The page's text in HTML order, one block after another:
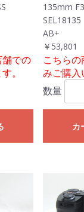
での
。
135mm
SEL18135
AB+
￥53,801
こちら
みご購入
数量
カ